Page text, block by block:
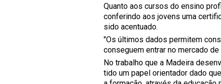
Quanto aos cursos do ensino
conferindo aos jovens uma
sido acentuado.
"Os últimos dados permitem
conseguem entrar no mercado de
No trabalho que a Madeira
tido um papel orientador dado